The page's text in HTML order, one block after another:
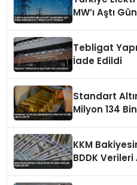
MW’ı Aştı
Tebligat
İade Edildi
Standart
Milyon 134
KKM
BDDK Verileri